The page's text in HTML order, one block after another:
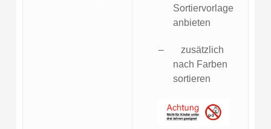
Sortiervorlage
anbieten
–
zusätzlich
nach Farben
sortieren